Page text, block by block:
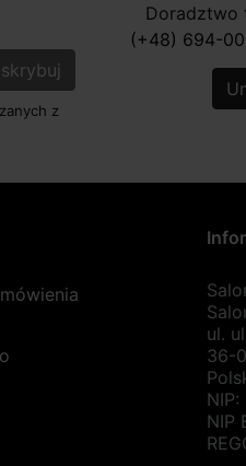
z
Doradztwo
(+48) 694-
ul.
36-
NIP